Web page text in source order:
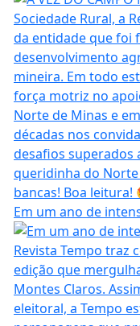
Em um ano de